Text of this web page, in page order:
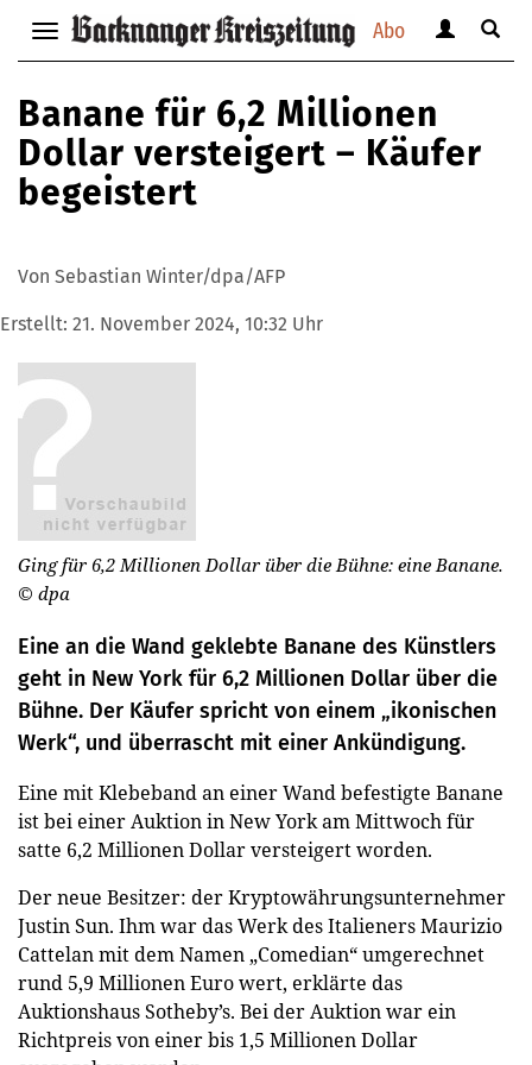
Abo
Navigation
anzeigen
verbergen
anzeigen
verbergen
Suche
Banane für 6,2 Millionen
Dollar versteigert – Käufer
begeistert
Von Sebastian Winter/dpa/AFP
Erstellt: 21. November 2024, 10:32 Uhr
Ging für 6,2 Millionen Dollar über die Bühne: eine Banane.
© dpa
Eine an die Wand geklebte Banane des Künstlers
geht in New York für 6,2 Millionen Dollar über die
Bühne. Der Käufer spricht von einem „ikonischen
Werk“, und überrascht mit einer Ankündigung.
Eine mit Klebeband an einer Wand befestigte Banane
ist bei einer Auktion in New York am Mittwoch für
satte 6,2 Millionen Dollar versteigert worden.
Der neue Besitzer: der Kryptowährungsunternehmer
Justin Sun. Ihm war das Werk des Italieners Maurizio
Cattelan mit dem Namen „Comedian“ umgerechnet
rund 5,9 Millionen Euro wert, erklärte das
Auktionshaus Sotheby’s. Bei der Auktion war ein
Richtpreis von einer bis 1,5 Millionen Dollar